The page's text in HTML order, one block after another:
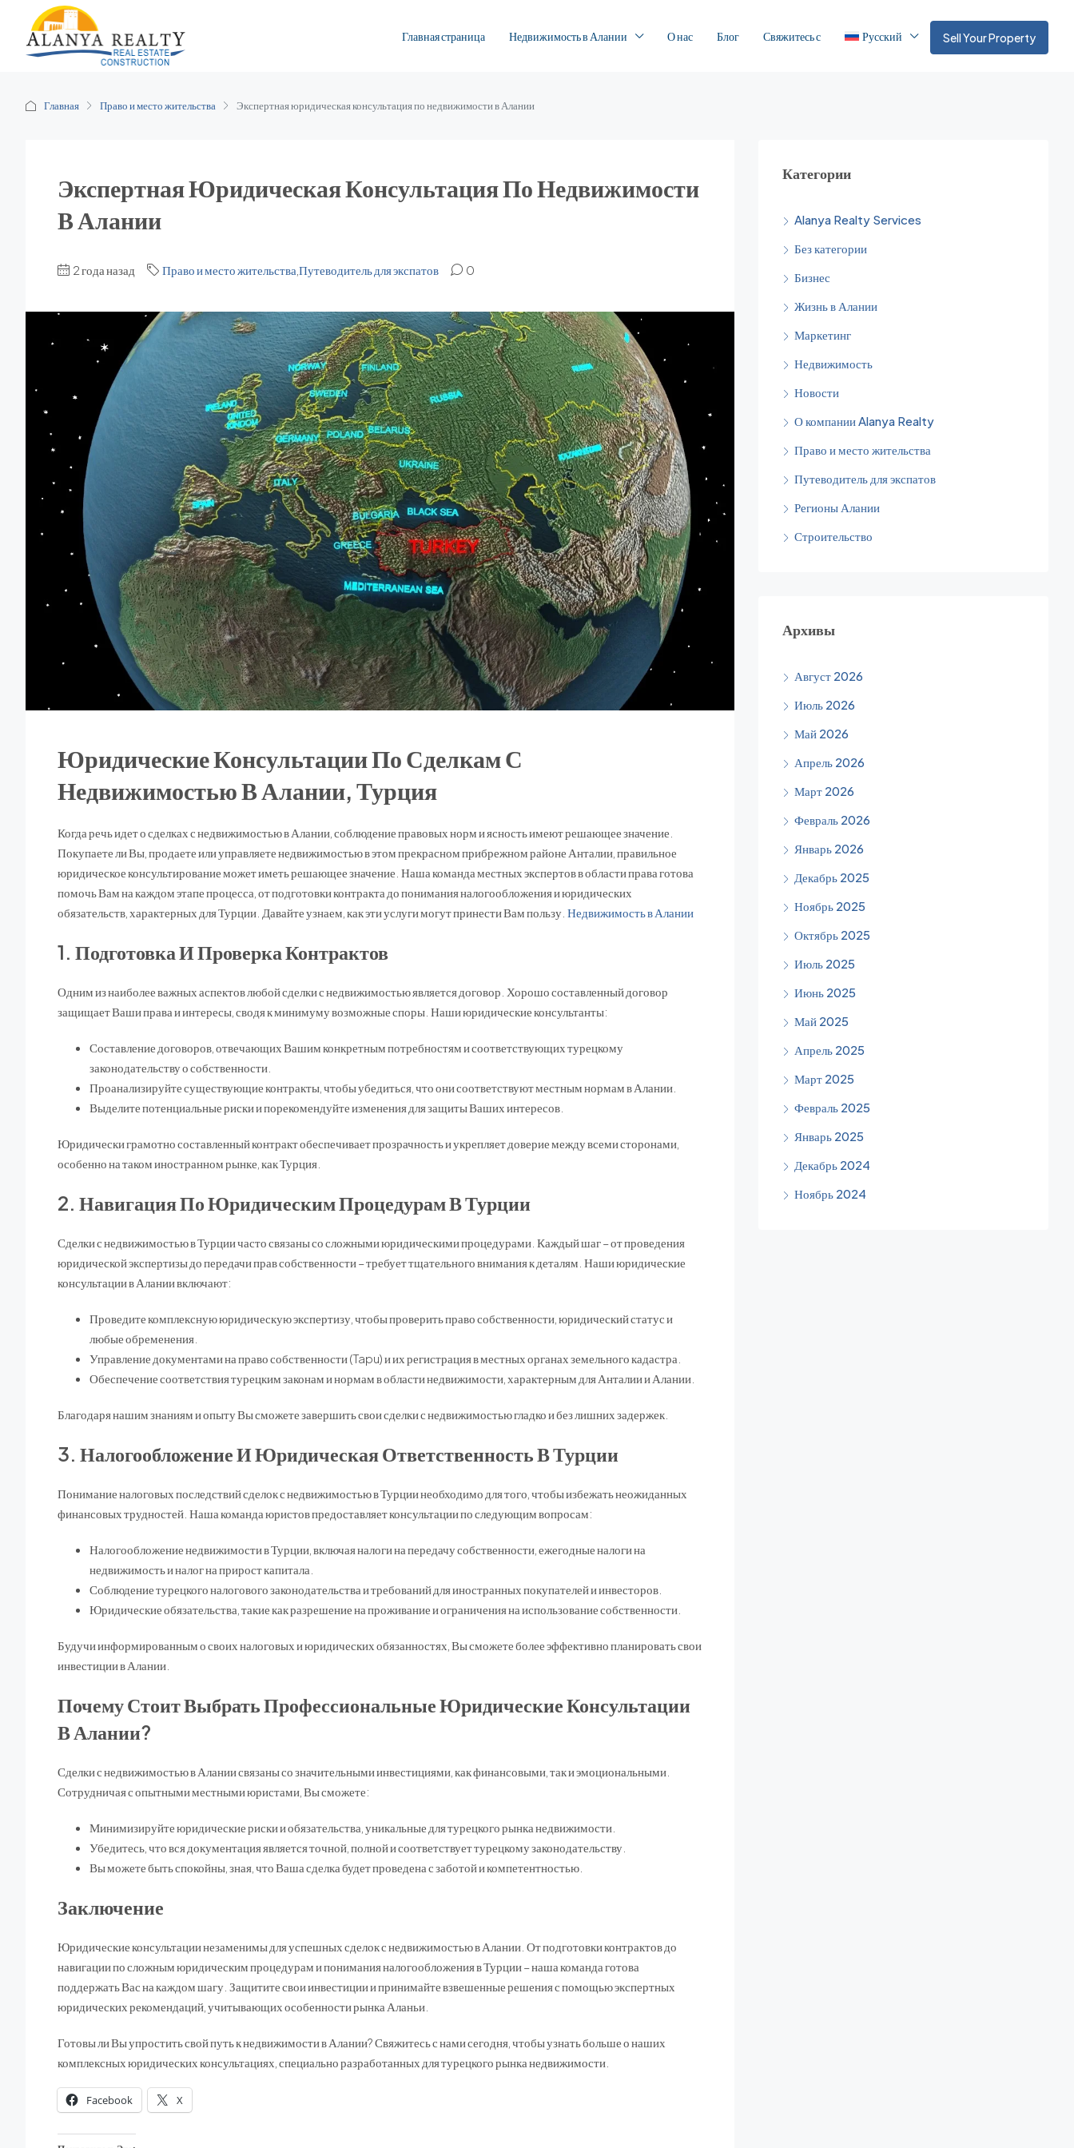
Главная страница Недвижимость в Алании О нас Блог Свяжитесь с Русский Sell Your Property
Главная Право и место жительства Экспертная юридическая консультация по недвижимости в Алании
Экспертная Юридическая Консультация По Недвижимости
В Алании
2 года назад Право и место жительства Путеводитель для экспатов 0
Юридические Консультации По Сделкам С
Недвижимостью В Алании, Турция
Когда речь идет о сделках с недвижимостью в Алании, соблюдение правовых норм и ясность имеют решающее значение.
Покупаете ли Вы, продаете или управляете недвижимостью в этом прекрасном прибрежном районе Анталии, правильное
юридическое консультирование может иметь решающее значение. Наша команда местных экспертов в области права готова
помочь Вам на каждом этапе процесса, от подготовки контракта до понимания налогообложения и юридических
обязательств, характерных для Турции. Давайте узнаем, как эти услуги могут принести Вам пользу. Недвижимость в Алании
1. Подготовка И Проверка Контрактов
Одним из наиболее важных аспектов любой сделки с недвижимостью является договор. Хорошо составленный договор
защищает Ваши права и интересы, сводя к минимуму возможные споры. Наши юридические консультанты:
Составление договоров, отвечающих Вашим конкретным потребностям и соответствующих турецкому
законодательству о собственности.
Проанализируйте существующие контракты, чтобы убедиться, что они соответствуют местным нормам в Алании.
Выделите потенциальные риски и порекомендуйте изменения для защиты Ваших интересов.
Юридически грамотно составленный контракт обеспечивает прозрачность и укрепляет доверие между всеми сторонами,
особенно на таком иностранном рынке, как Турция.
2. Навигация По Юридическим Процедурам В Турции
Сделки с недвижимостью в Турции часто связаны со сложными юридическими процедурами. Каждый шаг – от проведения
юридической экспертизы до передачи прав собственности – требует тщательного внимания к деталям. Наши юридические
консультации в Алании включают:
Проведите комплексную юридическую экспертизу, чтобы проверить право собственности, юридический статус и
любые обременения.
Управление документами на право собственности (Tapu) и их регистрация в местных органах земельного кадастра.
Обеспечение соответствия турецким законам и нормам в области недвижимости, характерным для Анталии и Алании.
Благодаря нашим знаниям и опыту Вы сможете завершить свои сделки с недвижимостью гладко и без лишних задержек.
3. Налогообложение И Юридическая Ответственность В Турции
Понимание налоговых последствий сделок с недвижимостью в Турции необходимо для того, чтобы избежать неожиданных
финансовых трудностей. Наша команда юристов предоставляет консультации по следующим вопросам:
Налогообложение недвижимости в Турции, включая налоги на передачу собственности, ежегодные налоги на
недвижимость и налог на прирост капитала.
Соблюдение турецкого налогового законодательства и требований для иностранных покупателей и инвесторов.
Юридические обязательства, такие как разрешение на проживание и ограничения на использование собственности.
Будучи информированным о своих налоговых и юридических обязанностях, Вы сможете более эффективно планировать свои
инвестиции в Алании.
Почему Стоит Выбрать Профессиональные Юридические Консультации
В Алании?
Сделки с недвижимостью в Алании связаны со значительными инвестициями, как финансовыми, так и эмоциональными.
Сотрудничая с опытными местными юристами, Вы сможете:
Минимизируйте юридические риски и обязательства, уникальные для турецкого рынка недвижимости.
Убедитесь, что вся документация является точной, полной и соответствует турецкому законодательству.
Вы можете быть спокойны, зная, что Ваша сделка будет проведена с заботой и компетентностью.
Заключение
Юридические консультации незаменимы для успешных сделок с недвижимостью в Алании. От подготовки контрактов до
навигации по сложным юридическим процедурам и понимания налогообложения в Турции – наша команда готова
поддержать Вас на каждом шагу. Защитите свои инвестиции и принимайте взвешенные решения с помощью экспертных
юридических рекомендаций, учитывающих особенности рынка Аланьи.
Готовы ли Вы упростить свой путь к недвижимости в Алании? Свяжитесь с нами сегодня, чтобы узнать больше о наших
комплексных юридических консультациях, специально разработанных для турецкого рынка недвижимости.
Facebook X
Категории
Alanya Realty Services
Без категории
Бизнес
Жизнь в Алании
Маркетинг
Недвижимость
Новости
О компании Alanya Realty
Право и место жительства
Путеводитель для экспатов
Регионы Алании
Строительство
Архивы
Август 2026
Июль 2026
Май 2026
Апрель 2026
Март 2026
Февраль 2026
Январь 2026
Декабрь 2025
Ноябрь 2025
Октябрь 2025
Июль 2025
Июнь 2025
Май 2025
Апрель 2025
Март 2025
Февраль 2025
Январь 2025
Декабрь 2024
Ноябрь 2024